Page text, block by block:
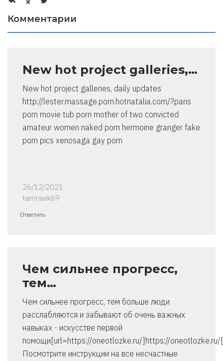
Комментарии
New hot project galleries,…
New hot project galleries, daily updates
http://lester.massage.porn.hotnatalia.com/?paris
porn movie tub porn mother of two convicted
amateur women naked porn hermoine granger fake
porn pics xenosaga gay porn
26/12/2021
tamrawk69
Ответить
Чем сильнее прогресс,
тем…
Чем сильнее прогресс, тем больше люди
расслабляются и забывают об очень важных
навыках - искусстве первой
помощи[url=https://oneotlozke.ru/]https://
Посмотрите инструкции на все несчастные